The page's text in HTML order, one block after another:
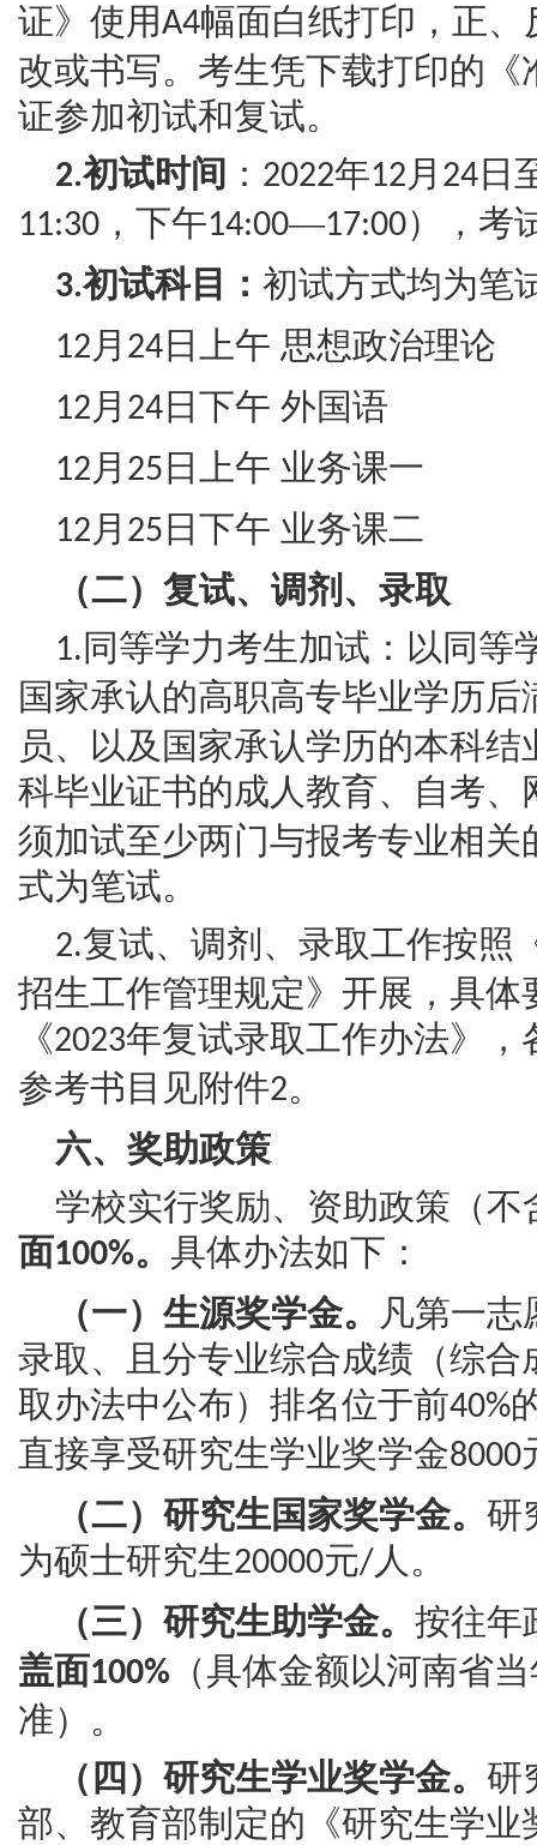
证》使用A4幅面白纸打印，正
改或书写。考生凭下载打印的
证参加初试和复试。
2.初试时间 ： 2022年12月 24 日
11:30 ，下午14:00—17:00），考
3.初试科目： 初试方式均为笔
12月 24 日上午 思想政治理论
12月 24 日下午 外国语
12月 25 日上午 业务课一
12月 25 日下午 业务课二
（二）复试、调剂、录取
1. 同等学力考生加试：以同等
国家承认的高职高专毕业学历后
员、以及国家承认学历的本科
科毕业证书的成人教育、自考、
须加试至少两门与报考专业相
式为笔试。
2.复试、调剂、录取工作按照
招生工作管理规定》开展，具
《2023年复试录取工作办法》
参考书目见附件2。
六、奖助政策
学校实行奖励、资助政策（不
面100%。 具体办法如下：
（一）生源奖学金。
凡第一志
录取、且分专业综合成绩（综
取办法中公布）排名位于前40%
直接享受研究生学业奖学金8000
（二）研究生国家奖学金。 研
为硕士研究生20000元/人。
（三）研究生助学金。 按往年
盖面100% （具体金额以河南省
准）。
（四）研究生学业奖学金。 研
部、教育部制定的《研究生学